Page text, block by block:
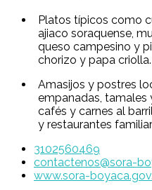
Platos típicos como
ajiaco soraquense,
queso campesino y
chorizo y papa criolla.
Amasijos y postres
empanadas, tamales
cafés y carnes al
y restaurantes
3102560469
contactenos@sora-
www.sora-